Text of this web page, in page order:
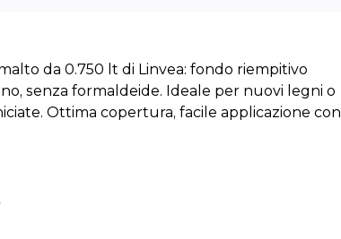
da 0.750 lt di Linvea: fondo riempitivo
senza formaldeide. Ideale per nuovi legni o
Ottima copertura, facile applicazione con